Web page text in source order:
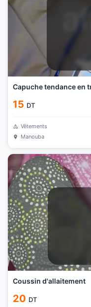
Capuche tendance en
15 DT
Vêtements
Manouba
Coussin d'allaitement
20 DT